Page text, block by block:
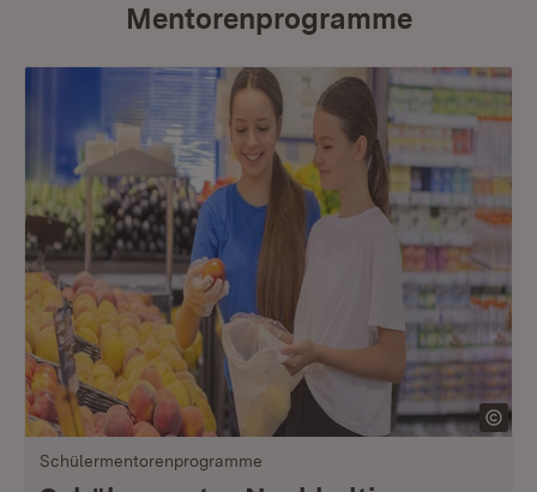
Mentorenprogramme
Schülermentorenprogramme